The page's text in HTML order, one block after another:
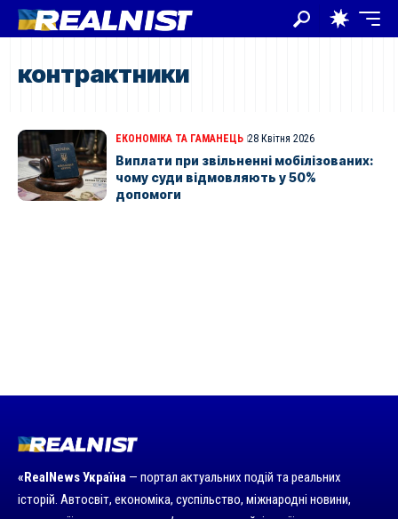
контрактники
ЕКОНОМІКА ТА ГАМАНЕЦЬ 28 Квітня 2026
Виплати при звільненні мобілізованих:
чому суди відмовляють у 50%
допомоги
«RealNews Україна — портал актуальних подій та реальних
історій. Автосвіт, економіка, суспільство, міжнародні новини,